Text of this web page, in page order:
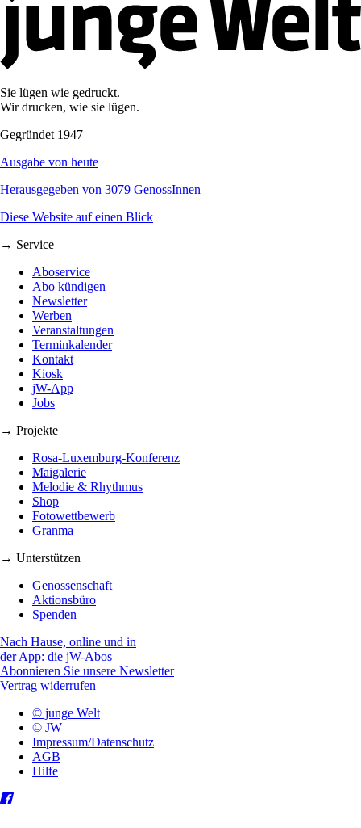
Sie lügen wie gedruckt.
Wir drucken, wie sie lügen.
Gegründet 1947
Ausgabe von heute
Herausgegeben von 3079 GenossInnen
Diese Website auf einen Blick
→ Service
Aboservice
Abo kündigen
Newsletter
Werben
Veranstaltungen
Terminkalender
Kontakt
Kiosk
jW-App
Jobs
→ Projekte
Rosa-Luxemburg-Konferenz
Maigalerie
Melodie & Rhythmus
Shop
Fotowettbewerb
Granma
→ Unterstützen
Genossenschaft
Aktionsbüro
Spenden
Nach Hause, online und in
der App: die jW-Abos
Abonnieren Sie unsere Newsletter
Vertrag widerrufen
© junge Welt
© JW
Impressum/Datenschutz
AGB
Hilfe